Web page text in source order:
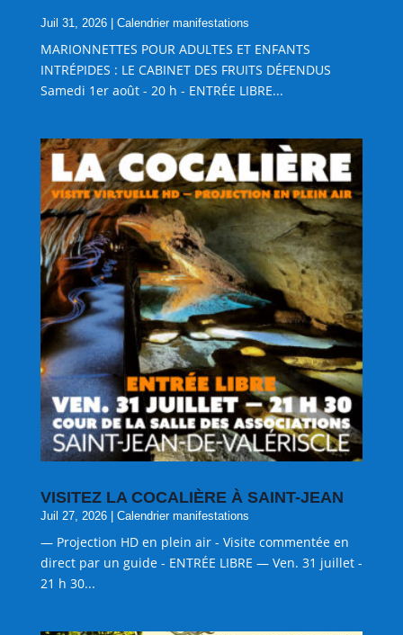
Juil 31, 2026| Calendrier manifestations
MARIONNETTES POUR ADULTES ET ENFANTS
INTRÉPIDES : LE CABINET DES FRUITS DÉFENDUS
Samedi 1er août - 20 h - ENTRÉE LIBRE...
VISITEZ LA COCALIÈRE À SAINT-JEAN
Juil 27, 2026| Calendrier manifestations
— Projection HD en plein air - Visite commentée en
direct par un guide - ENTRÉE LIBRE — Ven. 31 juillet -
21 h 30...